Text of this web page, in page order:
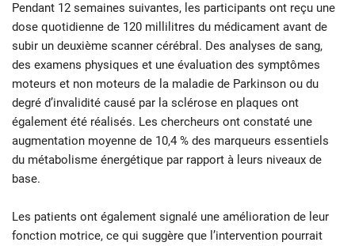
Pendant 12 semaines suivantes, les participants ont reçu une
dose quotidienne de 120 millilitres du médicament avant de
subir un deuxième scanner cérébral. Des analyses de sang,
des examens physiques et une évaluation des symptômes
moteurs et non moteurs de la maladie de Parkinson ou du
degré d’invalidité causé par la sclérose en plaques ont
également été réalisés. Les chercheurs ont constaté une
augmentation moyenne de 10,4 % des marqueurs essentiels
du métabolisme énergétique par rapport à leurs niveaux de
base.
Les patients ont également signalé une amélioration de leur
fonction motrice, ce qui suggère que l’intervention pourrait